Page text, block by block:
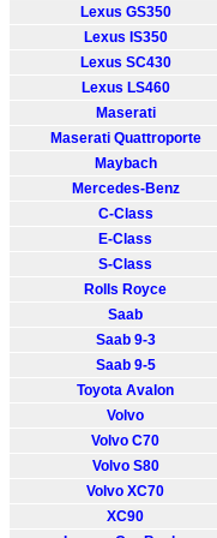
Lexus GS350
Lexus IS350
Lexus SC430
Lexus LS460
Maserati
Maserati Quattroporte
Maybach
Mercedes-Benz
C-Class
E-Class
S-Class
Rolls Royce
Saab
Saab 9-3
Saab 9-5
Toyota Avalon
Volvo
Volvo C70
Volvo S80
Volvo XC70
XC90